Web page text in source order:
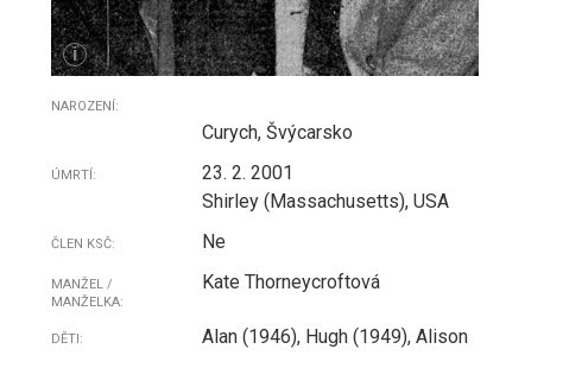
i
NAROZENÍ:
Curych, Švýcarsko
ÚMRTÍ:
23. 2. 2001
Shirley (Massachusetts), USA
ČLEN KSČ: Ne
MANŽEL /
MANŽELKA:
Kate Thorneycroftová
DĚTI: Alan (1946), Hugh (1949), Alison